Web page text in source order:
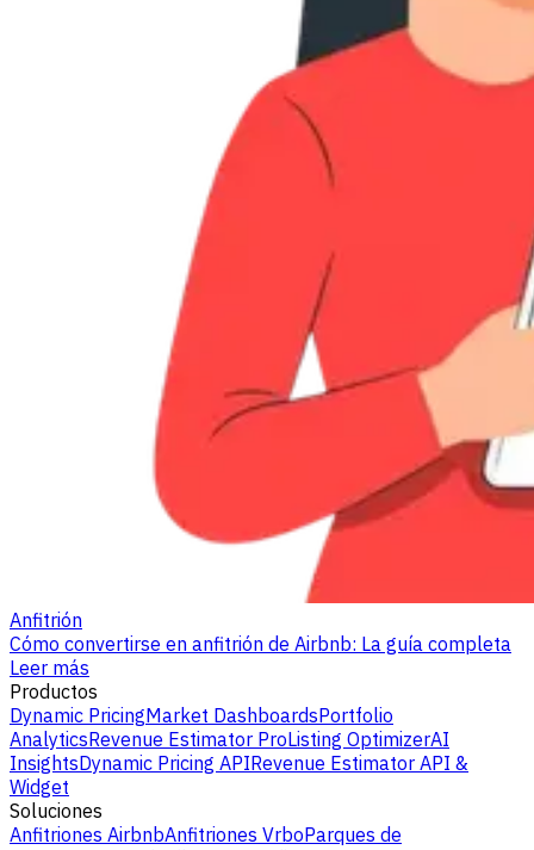
Anfitrión
Cómo convertirse en anfitrión de Airbnb: La guía completa
Leer más
Productos
Dynamic PricingMarket DashboardsPortfolio
AnalyticsRevenue Estimator ProListing OptimizerAI
InsightsDynamic Pricing APIRevenue Estimator API &
Widget
Soluciones
Anfitriones AirbnbAnfitriones VrboParques de